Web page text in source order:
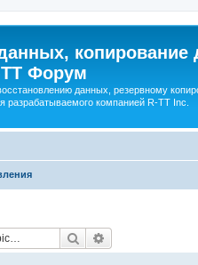
копирование
Форум
данных, резервному
разрабатываемого компанией R-TT Inc.
Search